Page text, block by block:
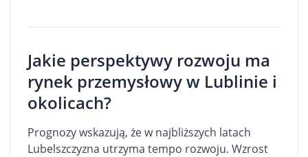
Jakie perspektywy rozwoju ma
rynek przemysłowy w Lublinie i
okolicach?
Prognozy wskazują, że w najbliższych latach
Lubelszczyzna utrzyma tempo rozwoju. Wzrost